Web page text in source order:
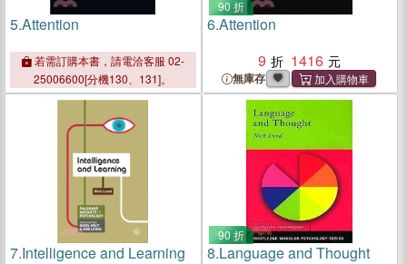
5.Attention
若需訂購本書，請電洽客服 02-
25006600[分機130、131]。
90 折
6.Attention
9
1416
無庫存
7.Intelligence and Learning
90 折
8.Language and Thought